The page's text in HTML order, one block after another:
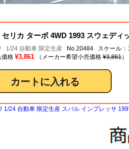
セリカ ターボ 4WD 1993 スウェデ
1/24 自動車 限定生産 No.20484 スケール：
価格 ¥3,861 （メーカー希望小売価格 ¥3,861）
1/24 自動車 限定生産 スバル インプレッサ
ス